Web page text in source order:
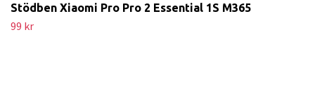
Stödben Xiaomi Pro Pro 2 Essential 1S M365
99 kr